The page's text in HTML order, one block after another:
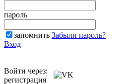
пароль
запомнить Забыли пароль?
Вход
Войти через:
регистрация